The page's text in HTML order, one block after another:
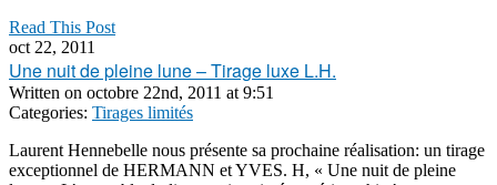
Read This Post
oct 22, 2011
Une nuit de pleine lune – Tirage luxe L.H.
Written on octobre 22nd, 2011 at 9:51
Categories: Tirages limités
Laurent Hennebelle nous présente sa prochaine réalisation: un tirage
exceptionnel de HERMANN et YVES. H, « Une nuit de pleine